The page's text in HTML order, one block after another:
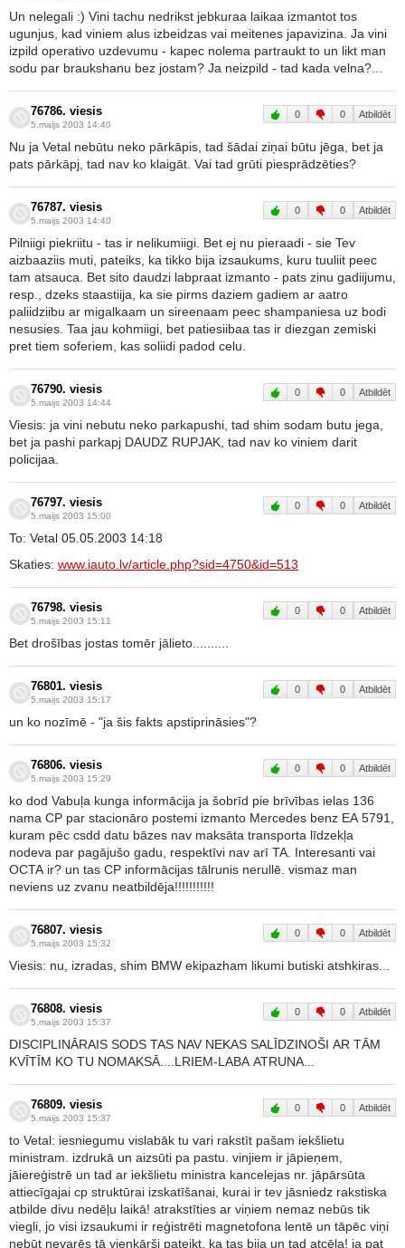
Un nelegali :) Vini tachu nedrikst jebkuraa laikaa izmantot tos
ugunjus, kad viniem alus izbeidzas vai meitenes japavizina. Ja vini
izpild operativo uzdevumu - kapec nolema partraukt to un likt man
sodu par braukshanu bez jostam? Ja neizpild - tad kada velna?...
76786. viesis
5.maijs 2003 14:40
0 0 Atbildēt
Nu ja Vetal nebūtu neko pārkāpis, tad šādai ziņai būtu jēga, bet ja
pats pārkāpj, tad nav ko klaigāt. Vai tad grūti piesprādzēties?
76787. viesis
5.maijs 2003 14:40
0 0 Atbildēt
Pilniigi piekriitu - tas ir nelikumiigi. Bet ej nu pieraadi - sie Tev
aizbaaziis muti, pateiks, ka tikko bija izsaukums, kuru tuuliit peec
tam atsauca. Bet sito daudzi labpraat izmanto - pats zinu gadiijumu,
resp., dzeks staastiija, ka sie pirms daziem gadiem ar aatro
paliidziibu ar migalkaam un sireenaam peec shampaniesa uz bodi
nesusies. Taa jau kohmiigi, bet patiesiibaa tas ir diezgan zemiski
pret tiem soferiem, kas soliidi padod celu.
76790. viesis
5.maijs 2003 14:44
0 0 Atbildēt
Viesis: ja vini nebutu neko parkapushi, tad shim sodam butu jega,
bet ja pashi parkapj DAUDZ RUPJAK, tad nav ko viniem darit
policijaa.
76797. viesis
5.maijs 2003 15:00
0 0 Atbildēt
To: Vetal 05.05.2003 14:18
Skaties: www.iauto.lv/article.php?sid=4750&id=513
76798. viesis
5.maijs 2003 15:11
0 0 Atbildēt
Bet drošības jostas tomēr jālieto..........
76801. viesis
5.maijs 2003 15:17
0 0 Atbildēt
un ko nozīmē - "ja šis fakts apstiprināsies"?
76806. viesis
5.maijs 2003 15:29
0 0 Atbildēt
ko dod Vabuļa kunga informācija ja šobrīd pie brīvības ielas 136
nama CP par stacionāro postemi izmanto Mercedes benz EA 5791,
kuram pēc csdd datu bāzes nav maksāta transporta līdzekļa
nodeva par pagājušo gadu, respektīvi nav arī TA. Interesanti vai
OCTA ir? un tas CP informācijas tālrunis nerullē. vismaz man
neviens uz zvanu neatbildēja!!!!!!!!!!!
76807. viesis
5.maijs 2003 15:32
0 0 Atbildēt
Viesis: nu, izradas, shim BMW ekipazham likumi butiski atshkiras...
76808. viesis
5.maijs 2003 15:37
0 0 Atbildēt
DISCIPLINĀRAIS SODS TAS NAV NEKAS SALĪDZINOŠI AR TĀM
KVĪTĪM KO TU NOMAKSĀ....LRIEM-LABA ATRUNA...
76809. viesis
5.maijs 2003 15:37
0 0 Atbildēt
to Vetal: iesniegumu vislabāk tu vari rakstīt pašam iekšlietu
ministram. izdrukā un aizsūti pa pastu. vinjiem ir jāpieņem,
jāiereģistrē un tad ar iekšlietu ministra kancelejas nr. jāpārsūta
attiecīgajai cp struktūrai izskatīšanai, kurai ir tev jāsniedz rakstiska
atbilde divu nedēļu laikā! atrakstīties ar viņiem nemaz nebūs tik
viegli, jo visi izsaukumi ir reģistrēti magnetofona lentē un tāpēc viņi
nebūt nevarēs tā vienkārši pateikt, ka tas bija un tad atcēla! ja pat